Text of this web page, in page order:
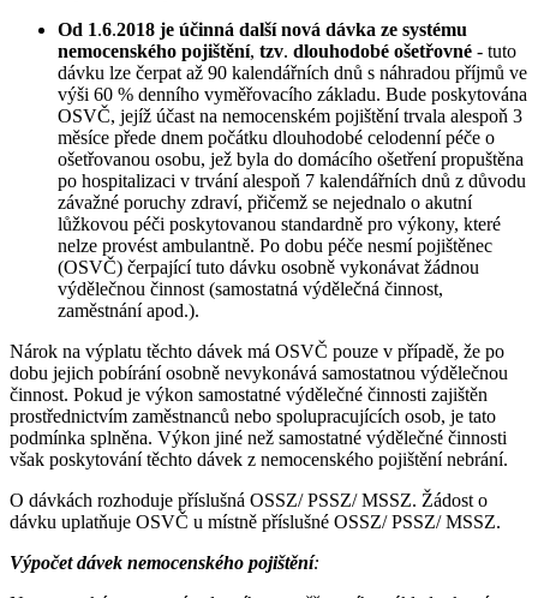
Od 1.6.2018 je účinná další nová dávka ze systému
nemocenského pojištění, tzv. dlouhodobé ošetřovné - tuto
dávku lze čerpat až 90 kalendářních dnů s náhradou příjmů ve
výši 60 % denního vyměřovacího základu. Bude poskytována
OSVČ, jejíž účast na nemocenském pojištění trvala alespoň 3
měsíce přede dnem počátku dlouhodobé celodenní péče o
ošetřovanou osobu, jež byla do domácího ošetření propuštěna
po hospitalizaci v trvání alespoň 7 kalendářních dnů z důvodu
závažné poruchy zdraví, přičemž se nejednalo o akutní
lůžkovou péči poskytovanou standardně pro výkony, které
nelze provést ambulantně. Po dobu péče nesmí pojištěnec
(OSVČ) čerpající tuto dávku osobně vykonávat žádnou
výdělečnou činnost (samostatná výdělečná činnost,
zaměstnání apod.).
Nárok na výplatu těchto dávek má OSVČ pouze v případě, že po
dobu jejich pobírání osobně nevykonává samostatnou výdělečnou
činnost. Pokud je výkon samostatné výdělečné činnosti zajištěn
prostřednictvím zaměstnanců nebo spolupracujících osob, je tato
podmínka splněna. Výkon jiné než samostatné výdělečné činnosti
však poskytování těchto dávek z nemocenského pojištění nebrání.
O dávkách rozhoduje příslušná OSSZ/ PSSZ/ MSSZ. Žádost o
dávku uplatňuje OSVČ u místně příslušné OSSZ/ PSSZ/ MSSZ.
Výpočet dávek nemocenského pojištění: